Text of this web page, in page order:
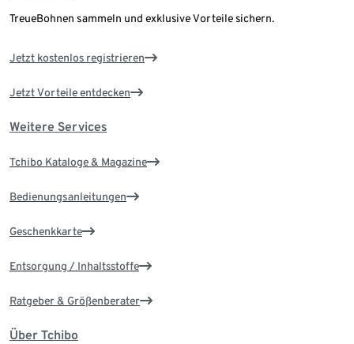
TreueBohnen sammeln und exklusive Vorteile sichern.
Jetzt kostenlos registrieren
Jetzt Vorteile entdecken
Weitere Services
Tchibo Kataloge & Magazine
Bedienungsanleitungen
Geschenkkarte
Entsorgung / Inhaltsstoffe
Ratgeber & Größenberater
Über Tchibo